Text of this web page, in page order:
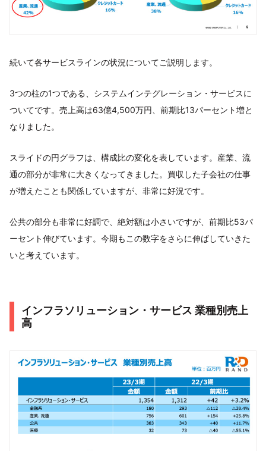
続いて各サービスラインの状況についてご説明します。
3つの柱の1つである、システムインテグレーション・サービスに
ついてです。売上高は63億4,500万円、前期比13パーセント増と
なりました。
スライドの円グラフは、構成比の変化を表しています。産業、流
通の部分が非常に大きくなってきました。買収した子会社の仕事
が増えたことも関係していますが、非常に好況です。
公共の部分も非常に好調で、絶対額は小さいですが、前期比53パ
ーセント伸びています。今期もこの数字をさらに伸ばしていきた
いと考えています。
インフラソリューション・サービス 業種別売上
高